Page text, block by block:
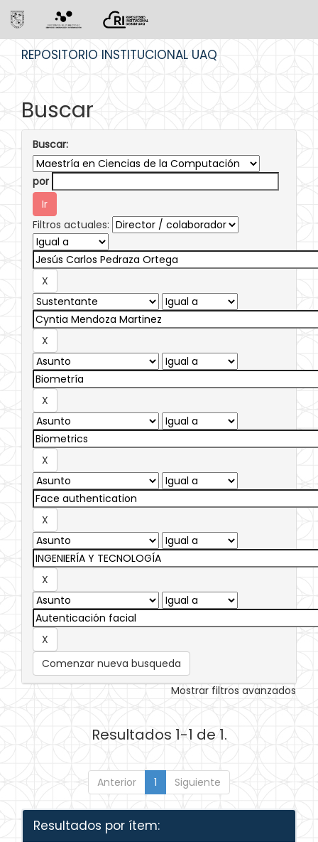
REPOSITORIO INSTITUCIONAL UAQ
Buscar
Buscar:
por
Filtros actuales:
Comenzar nueva busqueda
Mostrar filtros avanzados
Resultados 1-1 de 1.
Anterior 1 Siguiente
Resultados por ítem: